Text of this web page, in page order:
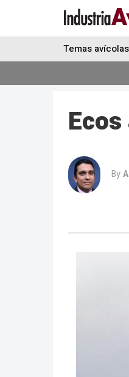
Temas avícolas
By